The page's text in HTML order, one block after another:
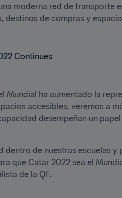
moderna red de transporte
de compras y
Mundial ha aumentado la
accesibles, veremos a
desempeñan un
de nuestras escuelas
que Catar 2022 sea el
de la QF.